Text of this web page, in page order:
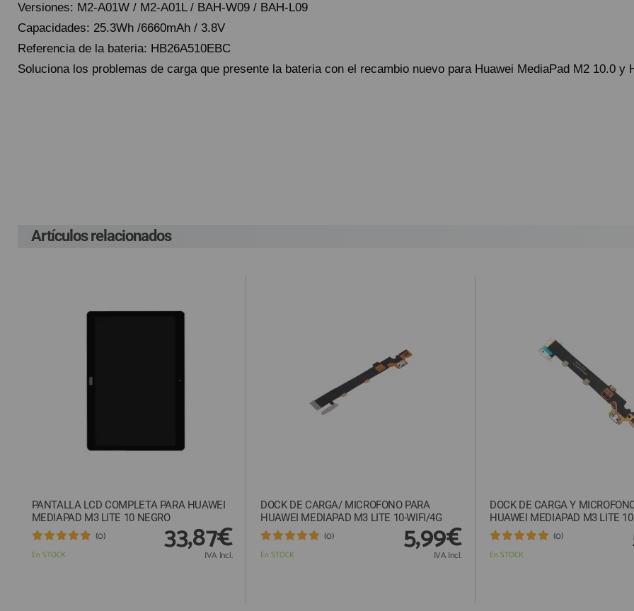
(+34)912 477 744
HORARIO de TIENDA:
Lunes a Viernes 09:30h a 20:00h
También atendemos Whatsapp
Versiones: M2-A01W / M2-A01L / BAH-W09 / BAH-L09
Capacidades: 25.3Wh /6660mAh / 3.8V
Referencia de la bateria: HB26A510EBC
Soluciona los problemas de carga que presente la bateria con el recambio nuevo para Huawei MediaPad M2 10.0 y
compra, según la Ley Ministerial de Comercio Electrónico 34/2002 “
cualquier compra
Artículos relacionados
PANTALLA LCD COMPLETA PARA HUAWEI
MEDIAPAD M3 LITE 10 NEGRO
En STOCK
(0) 33,87€
IVA Incl.
DOCK DE CARGA/ MICROFONO PARA
HUAWEI MEDIAPAD M3 LITE 10-WIFI/4G
En STOCK
(0) 5,99€
IVA Incl.
DOCK DE CARGA Y
HUAWEI MEDIAPAD M3 LITE
En STOCK
(0)